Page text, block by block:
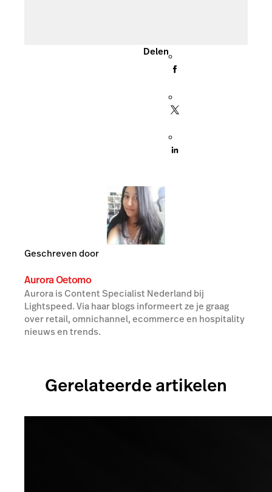
Delen
Geschreven door
Aurora Oetomo
Aurora is Content Specialist Nederland bij
Lightspeed. Via haar blogs informeert ze je graag
over retail, omnichannel, ecommerce en hospitality
nieuws en trends.
Gerelateerde artikelen